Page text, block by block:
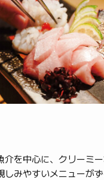
介を中心に、クリーミ
しみやすいメニューが